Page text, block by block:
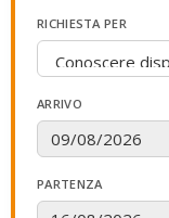
RICHIESTA PER
ARRIVO
PARTENZA